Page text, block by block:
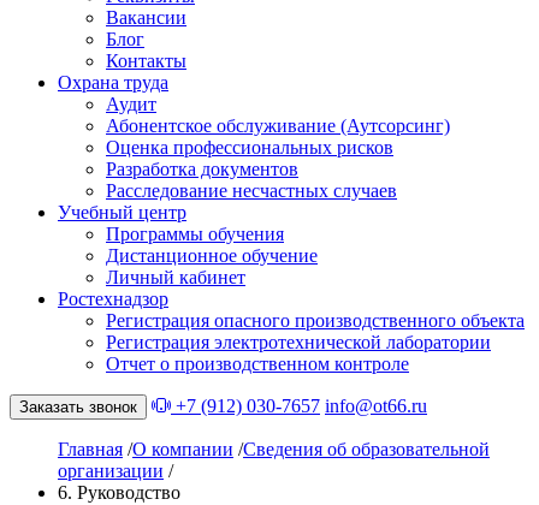
Вакансии
Блог
Контакты
Охрана труда
Аудит
Абонентское обслуживание (Аутсорсинг)
Оценка профессиональных рисков
Разработка документов
Расследование несчастных случаев
Учебный центр
Программы обучения
Дистанционное обучение
Личный кабинет
Ростехнадзор
Регистрация опасного производственного объекта
Регистрация электротехнической лаборатории
Отчет о производственном контроле
Заказать звонок +7 (912) 030-7657 info@ot66.ru
Главная /О компании /Сведения об образовательной
организации /
6. Руководство